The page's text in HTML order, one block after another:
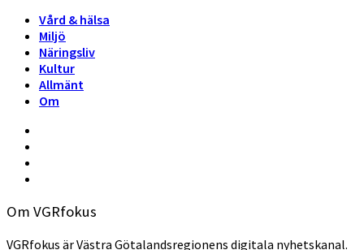
Vård & hälsa
Miljö
Näringsliv
Kultur
Allmänt
Om
Om VGRfokus
VGRfokus är Västra Götalandsregionens digitala nyhetskanal.